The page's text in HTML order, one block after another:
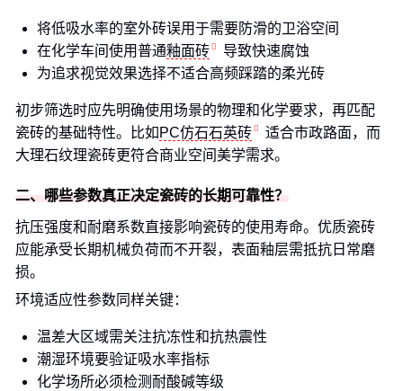
将低吸水率的室外砖误用于需要防滑的卫浴空间
在化学车间使用普通釉面砖
导致快速腐蚀
为追求视觉效果选择不适合高频踩踏的柔光砖
初步筛选时应先明确使用场景的物理和化学要求，再匹配
瓷砖的基础特性。比如 PC仿石石英砖
适合市政路面，而
大理石纹理瓷砖更符合商业空间美学需求。
二、哪些参数真正决定瓷砖的长期可靠性？
抗压强度和耐磨系数直接影响瓷砖的使用寿命。优质瓷砖
应能承受长期机械负荷而不开裂，表面釉层需抵抗日常磨
损。
环境适应性参数同样关键：
温差大区域需关注抗冻性和抗热震性
潮湿环境要验证吸水率指标
化学场所必须检测耐酸碱等级